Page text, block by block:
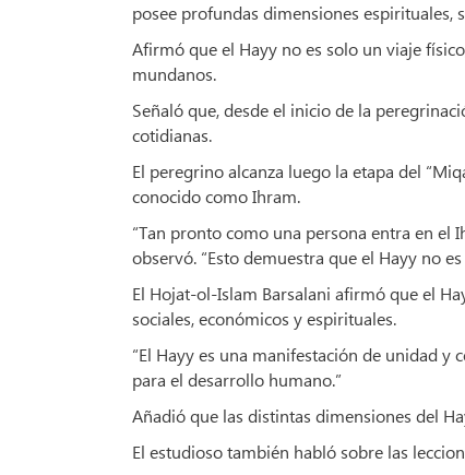
posee profundas dimensiones espirituales,
Afirmó que el Hayy no es solo un viaje
mundanos.
Señaló que, desde el inicio de la
cotidianas.
El peregrino alcanza luego la etapa del
conocido como Ihram.
“Tan pronto como una persona entra en el
observó. “Esto demuestra que el Hayy no
El Hojat-ol-Islam Barsalani afirmó que el
sociales, económicos y espirituales.
“El Hayy es una manifestación de unidad
para el desarrollo humano.”
Añadió que las distintas dimensiones del
El estudioso también habló sobre las